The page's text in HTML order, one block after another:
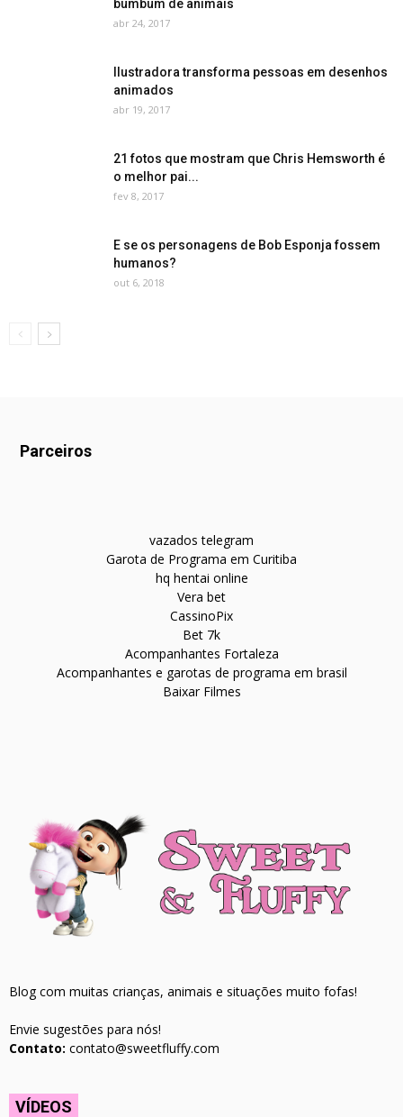
bumbum de animais
abr 24, 2017
Ilustradora transforma pessoas em desenhos
animados
abr 19, 2017
21 fotos que mostram que Chris Hemsworth é
o melhor pai...
fev 8, 2017
E se os personagens de Bob Esponja fossem
humanos?
out 6, 2018
Parceiros
vazados telegram
Garota de Programa em Curitiba
hq hentai online
Vera bet
CassinoPix
Bet 7k
Acompanhantes Fortaleza
Acompanhantes e garotas de programa em brasil
Baixar Filmes
Blog com muitas crianças, animais e situações muito fofas!
Envie sugestões para nós!
Contato: contato@sweetfluffy.com
VÍDEOS